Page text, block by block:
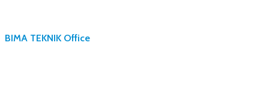
BIMA TEKNIK Office